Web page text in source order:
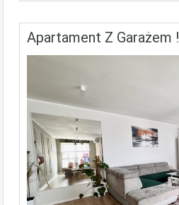
Apartament Z Garażem !